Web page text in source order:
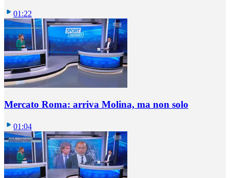
01:22
Mercato Roma: arriva Molina, ma non solo
01:04